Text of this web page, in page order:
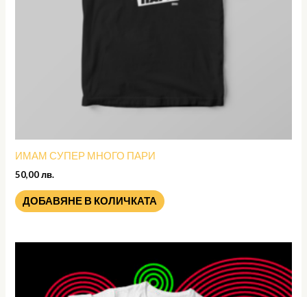
ИМАМ СУПЕР МНОГО ПАРИ
50,00лв.
ДОБАВЯНЕ В КОЛИЧКАТА